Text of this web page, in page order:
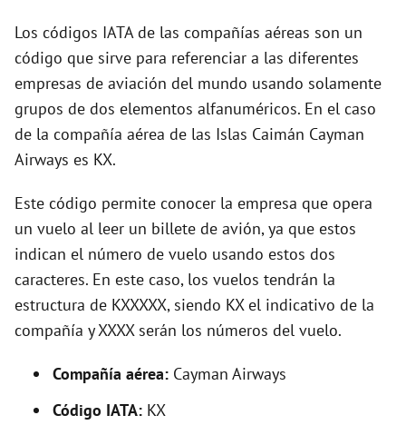
V
i
e
o
Los códigos IATA de las compañías aéreas son un
código que sirve para referenciar a las diferentes
empresas de aviación del mundo usando solamente
grupos de dos elementos alfanuméricos. En el caso
de la compañía aérea de las Islas Caimán Cayman
Airways es KX.
Este código permite conocer la empresa que opera
un vuelo al leer un billete de avión, ya que estos
indican el número de vuelo usando estos dos
caracteres. En este caso, los vuelos tendrán la
estructura de KXXXXX, siendo KX el indicativo de la
compañía y XXXX serán los números del vuelo.
Compañía aérea: Cayman Airways
Código IATA: KX